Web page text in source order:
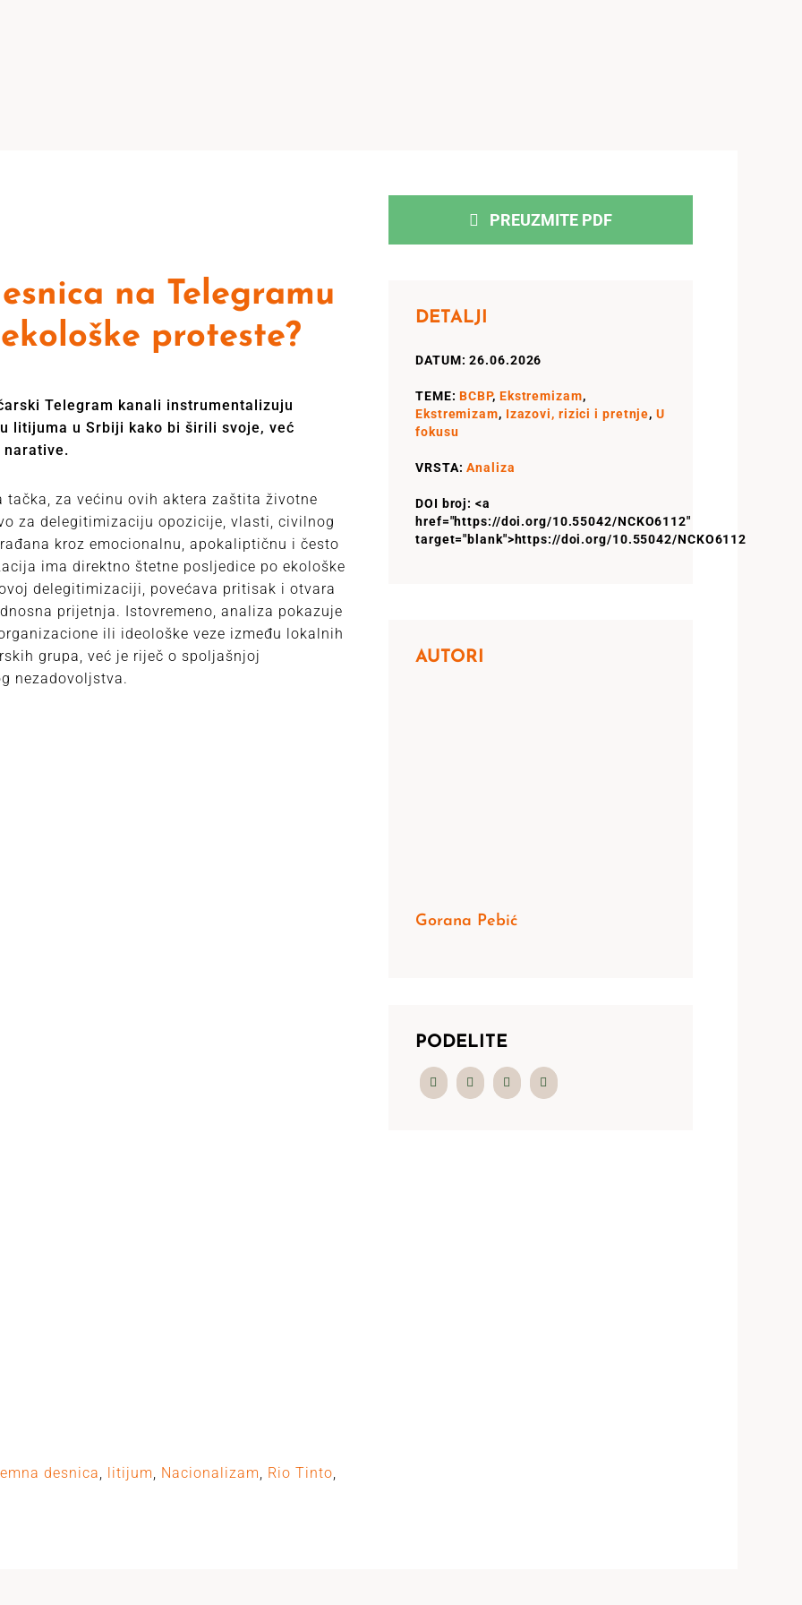
na Telegramu
proteste?
Telegram kanali instrumentalizuju
litijuma u Srbiji kako bi širili svoje, već
narative.
za većinu ovih aktera zaštita životne
za delegitimizaciju opozicije, vlasti, civilnog
kroz emocionalnu, apokaliptičnu i često
ima direktno štetne posljedice po ekološke
delegitimizaciji, povećava pritisak i otvara
prijetnja. Istovremeno, analiza pokazuje
ili ideološke veze između lokalnih
grupa, već je riječ o spoljašnjoj
nezadovoljstva.
desnica, litijum, Nacionalizam, Rio Tinto,
PREUZMITE PDF
DETALJI
DATUM: 26.06.2026
TEME:BCBP, Ekstremizam,
Ekstremizam, Izazovi, rizici i pretnje,U
fokusu
VRSTA:Analiza
DOI broj: <a
href="https://doi.org/10.55042/NCKO6112"
target="blank">https://doi.org/10.55042/NCKO6112
AUTORI
Gorana Pebić
PODELITE